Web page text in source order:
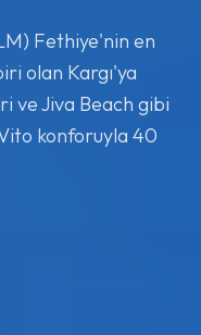
Fethiye'nin en
olan Kargı'ya
ve Jiva Beach gibi
konforuyla 40